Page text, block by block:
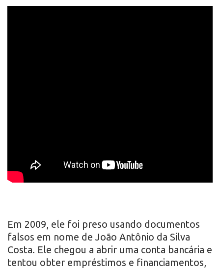
Em 2009, ele foi preso usando documentos
falsos em nome de João Antônio da Silva
Costa. Ele chegou a abrir uma conta bancária e
tentou obter empréstimos e financiamentos,